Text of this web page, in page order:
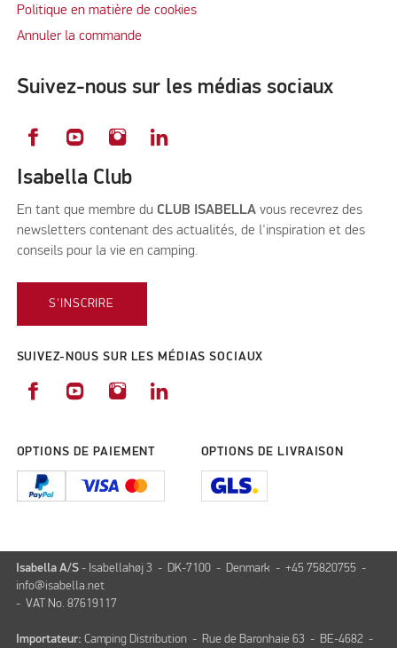
Politique en matière de cookies
Annuler la commande
Suivez-nous sur les médias sociaux
Isabella Club
En tant que membre du CLUB ISABELLA vous recevrez des
newsletters contenant des actualités, de l'inspiration et des
conseils pour la vie en camping.
S'INSCRIRE
SUIVEZ-NOUS SUR LES MÉDIAS SOCIAUX
OPTIONS DE PAIEMENT OPTIONS DE LIVRAISON
Isabella A/S - Isabellahøj 3 - DK-7100 - Denmark - +45 75820755 -
info@isabella.net
- VAT No. 87619117
Importateur: Camping Distribution - Rue de Baronhaie 63 - BE-4682 -